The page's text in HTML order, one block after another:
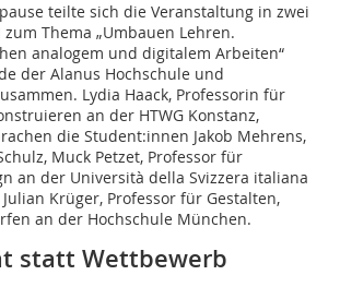
teilte sich die Veranstaltung in zwei
zum Thema „Umbauen Lehren.
analogem und digitalem Arbeiten“
der Alanus Hochschule und
Lydia Haack, Professorin für
an der HTWG Konstanz,
die Student:innen Jakob Mehrens,
Muck Petzet, Professor für
an der Università della Svizzera italiana
Krüger, Professor für Gestalten,
an der Hochschule München.
statt Wettbewerb